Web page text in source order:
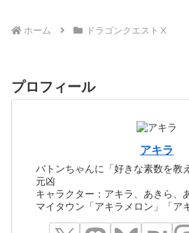
ホーム ドラゴンクエストⅩ
プロフィール
アキラ
バトンちゃんに「好きな素数を教
元凶
キャラクター：アキラ、あきら、
マイタウン「アキラメロン」「ア